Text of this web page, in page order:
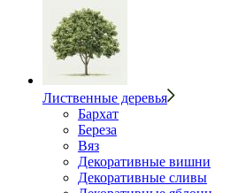
Лиственные деревья
Бархат
Береза
Вяз
Декоративные вишни
Декоративные сливы